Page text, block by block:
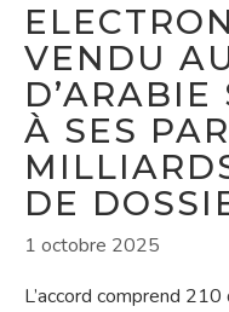
VENDU
À SES
DE
1 octobre 2025
L’accord comprend